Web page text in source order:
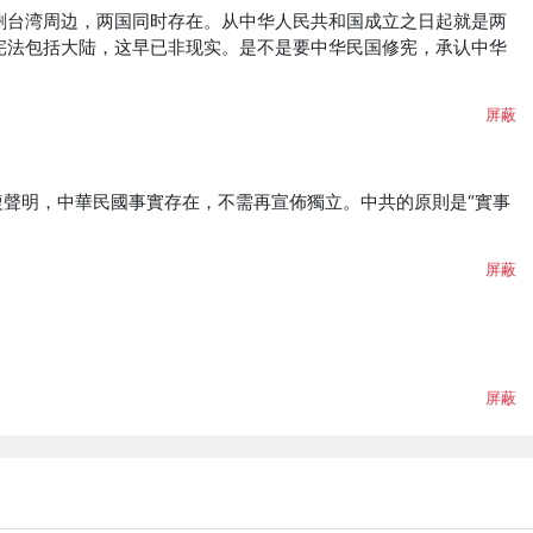
湾周边，两国同时存在。从中华人民共和国成立之日起就是两
包括大陆，这早已非现实。是不是要中华民国修宪，承认中华
屏蔽
明，中華民國事實存在，不需再宣佈獨立。中共的原則是“實事
屏蔽
屏蔽